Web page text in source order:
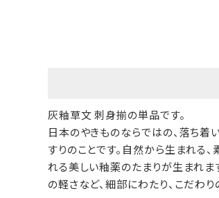
灰釉草文 刺身揃の単品です。
日本のやきものならではの、落ち
すりのことです。自然から生まれる
れる美しい釉薬のたまりが生まれま
の軽さなど、細部にわたり、こだわ